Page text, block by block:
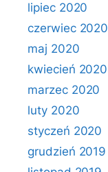
lipiec 2020
czerwiec 2020
maj 2020
kwiecień 2020
marzec 2020
luty 2020
styczeń 2020
grudzień 2019